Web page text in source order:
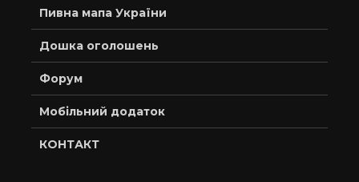
Пивна мапа України
Дошка оголошень
Форум
Мобільний додаток
КОНТАКТ